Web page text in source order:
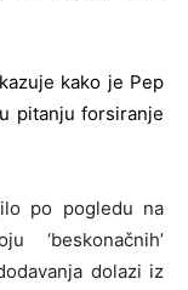
kako je Pep
pitanju forsiranje
po pogledu na
‘beskonačnih’
dolazi iz